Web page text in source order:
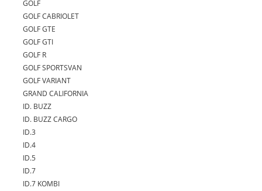
GOLF
GOLF CABRIOLET
GOLF GTE
GOLF GTI
GOLF R
GOLF SPORTSVAN
GOLF VARIANT
GRAND CALIFORNIA
ID. BUZZ
ID. BUZZ CARGO
ID.3
ID.4
ID.5
ID.7
ID.7 KOMBI